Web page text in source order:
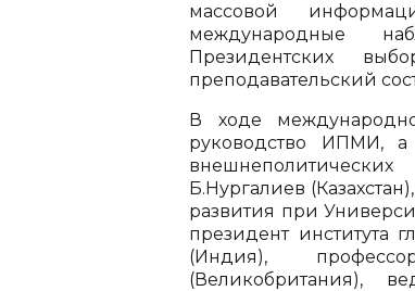
массовой
международные
Президентских
преподавательский
В ходе
руководство ИПМИ, а
Б.Нургалиев
развития при
президент института
(Индия),
(Великобритания),